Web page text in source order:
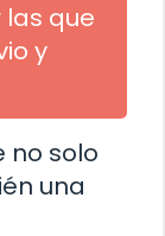
las que
y
no solo
una